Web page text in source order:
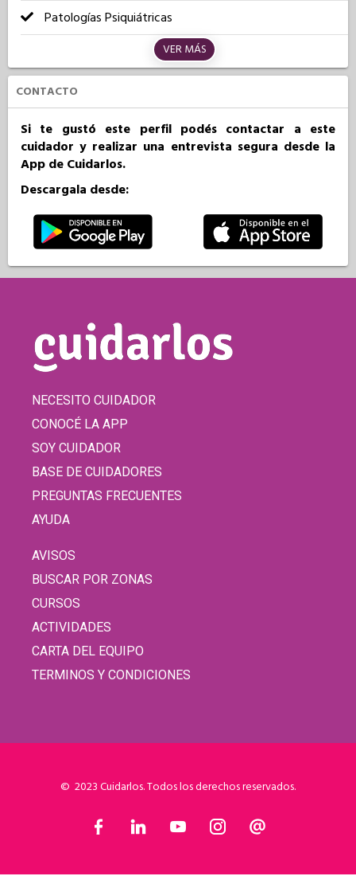
Patologías Psiquiátricas
VER MÁS
CONTACTO
Si te gustó este perfil podés contactar a este
cuidador y realizar una entrevista segura desde la
App de Cuidarlos.
Descargala desde:
NECESITO CUIDADOR
CONOCÉ LA APP
SOY CUIDADOR
BASE DE CUIDADORES
PREGUNTAS FRECUENTES
AYUDA
AVISOS
BUSCAR POR ZONAS
CURSOS
ACTIVIDADES
CARTA DEL EQUIPO
TERMINOS Y CONDICIONES
© 2023 Cuidarlos. Todos los derechos reservados.